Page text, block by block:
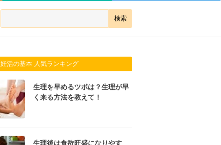
妊活の基本 人気ランキング
生理を早めるツボは？生理が早
く来る方法を教えて！
生理後は食欲旺盛になりやす